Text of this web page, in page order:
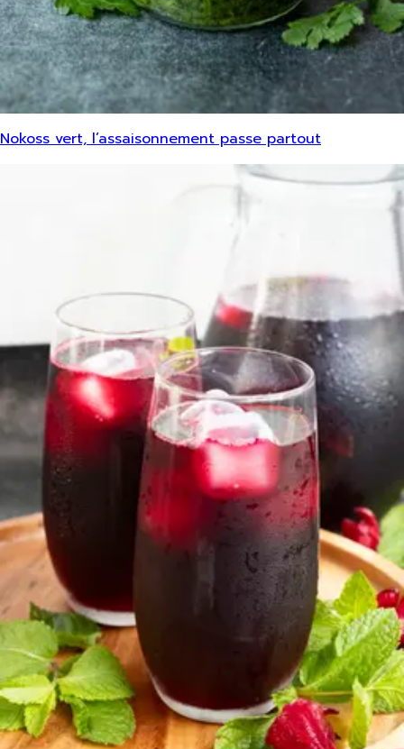
Nokoss vert, l’assaisonnement passe partout